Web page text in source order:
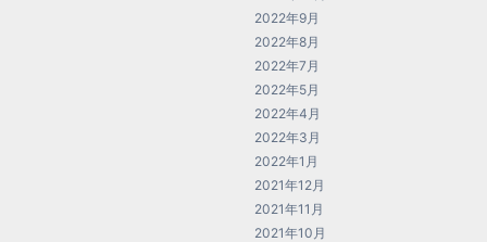
2022年9月
2022年8月
2022年7月
2022年5月
2022年4月
2022年3月
2022年1月
2021年12月
2021年11月
2021年10月